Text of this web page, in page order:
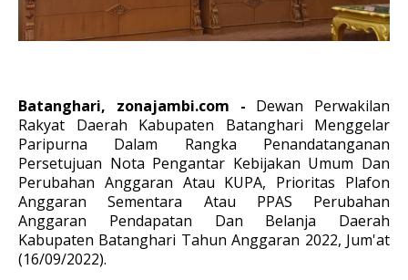
Batanghari, zonajambi.com - Dewan Perwakilan
Rakyat Daerah Kabupaten Batanghari Menggelar
Paripurna Dalam Rangka Penandatanganan
Persetujuan Nota Pengantar Kebijakan Umum Dan
Perubahan Anggaran Atau KUPA, Prioritas Plafon
Anggaran Sementara Atau PPAS Perubahan
Anggaran Pendapatan Dan Belanja Daerah
Kabupaten Batanghari Tahun Anggaran 2022, Jum'at
(16/09/2022).